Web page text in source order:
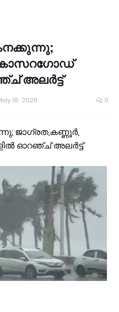
കാസറഗോഡ്
അലർട്ട്
18, 2026 0
ജാഗ്രത,കണ്ണൂർ,
ഓറഞ്ച് അലർട്ട്